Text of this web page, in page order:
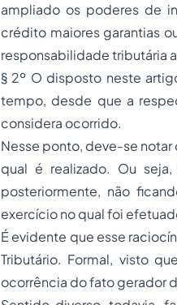
ampliado os poderes de
crédito maiores garantias
responsabilidade tributária
§ 2º O disposto neste
tempo, desde que a
considera ocorrido.
Nesse ponto, deve-se notar
qual é realizado. Ou
posteriormente, não
exercício no qual foi
É evidente que esse
Tributário. Formal, visto
ocorrência do fato gerador